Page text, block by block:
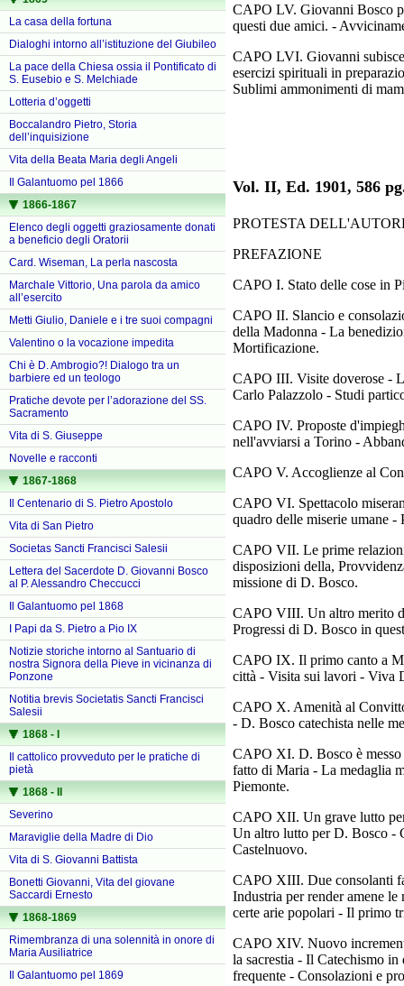
La casa della fortuna
Dialoghi intorno all’istituzione del Giubileo
La pace della Chiesa ossia il Pontificato di
S. Eusebio e S. Melchiade
Lotteria d’oggetti
Boccalandro Pietro, Storia
dell’inquisizione
Vita della Beata Maria degli Angeli
Il Galantuomo pel 1866
1866-1867
Elenco degli oggetti graziosamente donati
a beneficio degli Oratorii
Card. Wiseman, La perla nascosta
Marchale Vittorio, Una parola da amico
all’esercito
Metti Giulio, Daniele e i tre suoi compagni
Valentino o la vocazione impedita
Chi è D. Ambrogio?! Dialogo tra un
barbiere ed un teologo
Pratiche devote per l’adorazione del SS.
Sacramento
Vita di S. Giuseppe
Novelle e racconti
1867-1868
Il Centenario di S. Pietro Apostolo
Vita di San Pietro
Societas Sancti Francisci Salesii
Lettera del Sacerdote D. Giovanni Bosco
al P. Alessandro Checcucci
Il Galantuomo pel 1868
I Papi da S. Pietro a Pio IX
Notizie storiche intorno al Santuario di
nostra Signora della Pieve in vicinanza di
Ponzone
Notitia brevis Societatis Sancti Francisci
Salesii
1868 - I
Il cattolico provveduto per le pratiche di
pietà
1868 - II
Severino
Maraviglie della Madre di Dio
Vita di S. Giovanni Battista
Bonetti Giovanni, Vita del giovane
Saccardi Ernesto
1868-1869
Rimembranza di una solennità in onore di
Maria Ausiliatrice
Il Galantuomo pel 1869
CAPO LV. Giovanni Bosco
questi due amici. -
CAPO LVI. Giovanni
esercizi spirituali in
Sublimi ammonimenti di
Vol. II, Ed. 1901, 586
PROTESTA
PREFAZIONE
CAPO I. Stato delle cose in
CAPO II. Slancio e
della Madonna - La
Mortificazione.
CAPO III. Visite doverose -
Carlo Palazzolo - Studi
CAPO IV. Proposte
nell'avviarsi a Torino -
CAPO V. Accoglienze al
CAPO VI. Spettacolo
quadro delle miserie umane
CAPO VII. Le prime
disposizioni della,
missione di D. Bosco.
CAPO VIII. Un altro merito
Progressi di D. Bosco in
CAPO IX. Il primo canto a
città - Visita sui lavori - Viva
CAPO X. Amenità al
- D. Bosco catechista nelle
CAPO XI. D. Bosco è
fatto di Maria - La medaglia
Piemonte.
CAPO XII. Un grave lutto
Un altro lutto per D. Bosco -
Castelnuovo.
CAPO XIII. Due consolanti
Industria per render amene
certe arie popolari - Il primo
CAPO XIV. Nuovo
la sacrestia - Il Catechismo
frequente - Consolazioni e